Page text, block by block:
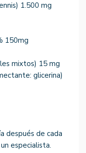
1.500 mg
150mg
mixtos) 15 mg
glicerina)
después de cada
especialista.